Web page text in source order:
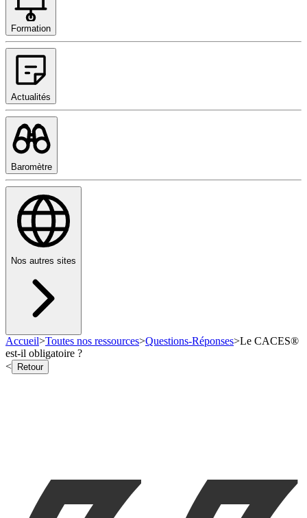
Formation
Actualités
Baromètre
Nos autres sites
Accueil>Toutes nos ressources>Questions-Réponses>Le CACES®
est-il obligatoire ?
<
Retour